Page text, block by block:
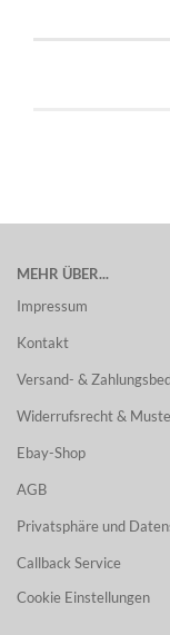
MEHR ÜBER...
Impressum
Kontakt
Versand- &
Widerrufsrecht &
Ebay-Shop
AGB
Privatsphäre und
Callback Service
Cookie Einstellungen